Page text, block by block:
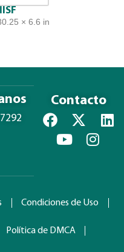
× 6.6 in
Contacto
Condiciones de Uso
Política de DMCA